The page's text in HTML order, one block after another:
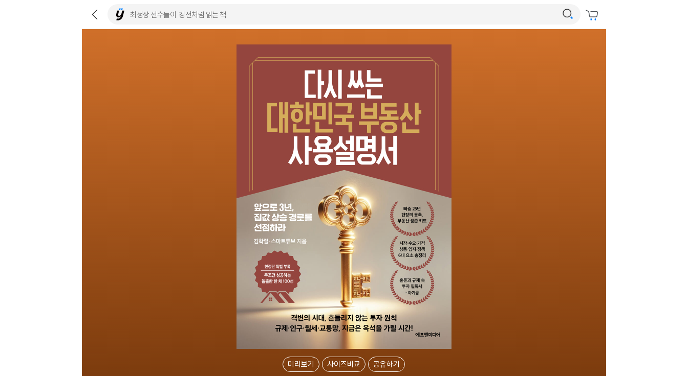
미리보기 사이즈비교 공유하기